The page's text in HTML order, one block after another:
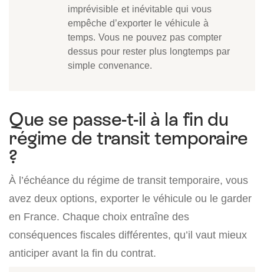
imprévisible et inévitable qui vous
empêche d’exporter le véhicule à
temps. Vous ne pouvez pas compter
dessus pour rester plus longtemps par
simple convenance.
Que se passe-t-il à la fin du
régime de transit temporaire
?
À l’échéance du régime de transit temporaire, vous
avez deux options, exporter le véhicule ou le garder
en France. Chaque choix entraîne des
conséquences fiscales différentes, qu’il vaut mieux
anticiper avant la fin du contrat.